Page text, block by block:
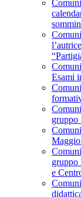
Esami
gruppo
gruppo
e